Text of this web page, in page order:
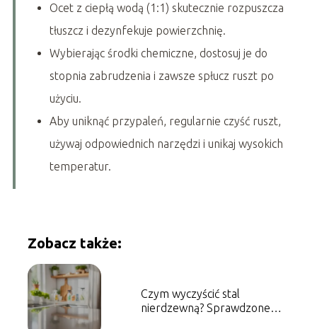
Ocet z ciepłą wodą (1:1) skutecznie rozpuszcza
tłuszcz i dezynfekuje powierzchnię.
Wybierając środki chemiczne, dostosuj je do
stopnia zabrudzenia i zawsze spłucz ruszt po
użyciu.
Aby uniknąć przypaleń, regularnie czyść ruszt,
używaj odpowiednich narzędzi i unikaj wysokich
temperatur.
Zobacz także:
Czym wyczyścić stal
nierdzewną? Sprawdzone